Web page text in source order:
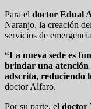
Para el doctor Edual
Naranjo, la creación
servicios de
“La nueva sede es
brindar una atención
adscrita, reduciendo
doctor Alfaro.
Por su parte, el doctor